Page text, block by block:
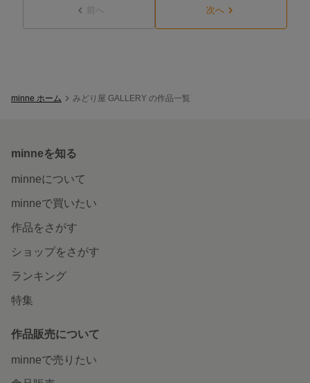
前へ 次へ
minne ホーム みどり屋 GALLERY の作品一覧
minneを知る
minneについて
minneで買いたい
作品をさがす
ショップをさがす
ランキング
特集
作品販売について
minneで売りたい